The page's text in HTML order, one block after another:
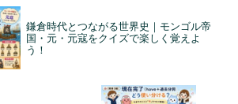
鎌倉時代とつながる世界史｜モンゴル帝
国・元・元寇をクイズで楽しく覚えよ
う！